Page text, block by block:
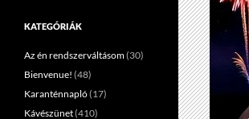
KATEGÓRIÁK
Az én rendszerváltásom(30)
Bienvenue! (48)
Karanténnapló(17)
Kávészünet(410)